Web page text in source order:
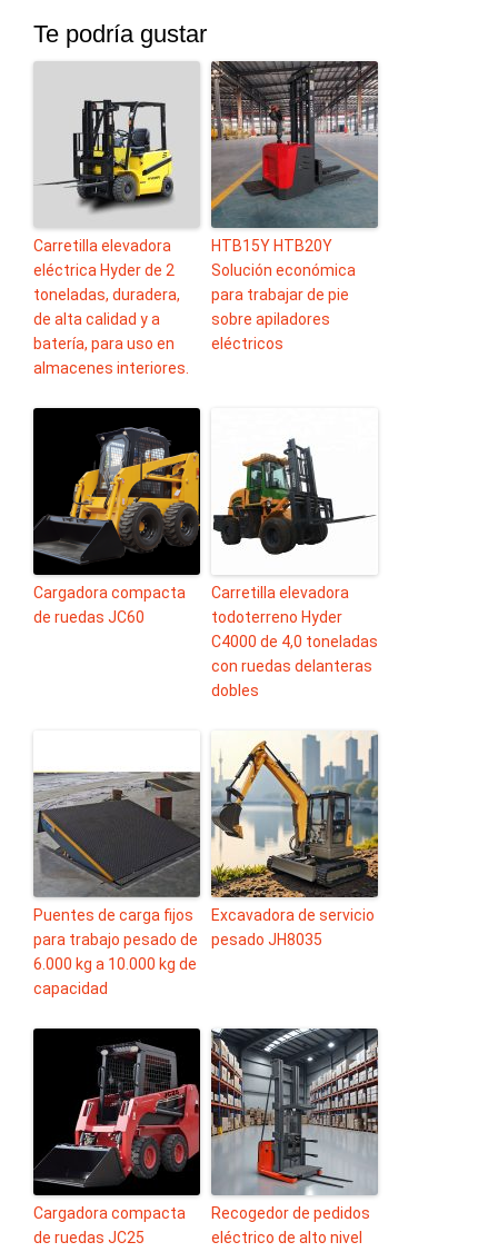
Te podría gustar
Carretilla elevadora
eléctrica Hyder de 2
toneladas, duradera,
de alta calidad y a
batería, para uso en
almacenes interiores.
HTB15Y HTB20Y
Solución económica
para trabajar de pie
sobre apiladores
eléctricos
Cargadora compacta
de ruedas JC60
Carretilla elevadora
todoterreno Hyder
C4000 de 4,0 toneladas
con ruedas delanteras
dobles
Puentes de carga fijos
para trabajo pesado de
6.000 kg a 10.000 kg de
capacidad
Excavadora de servicio
pesado JH8035
Cargadora compacta
de ruedas JC25
Recogedor de pedidos
eléctrico de alto nivel